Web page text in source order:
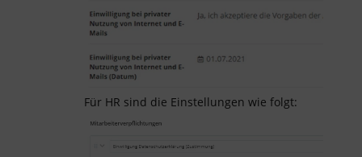
Für HR sind die Einstellungen wie folgt: